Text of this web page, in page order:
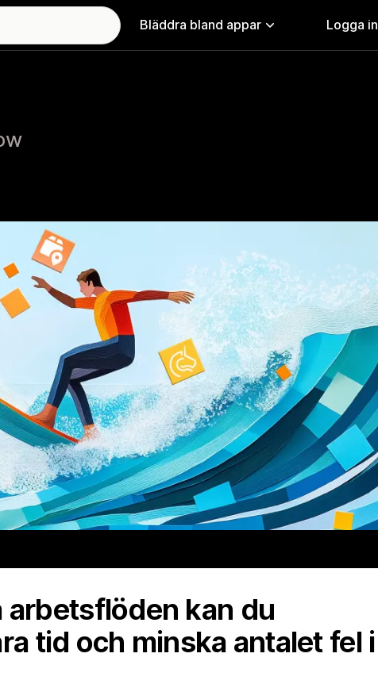
Bläddra bland appar Logga in
arbetsflöden kan du
tid och minska antalet fel i